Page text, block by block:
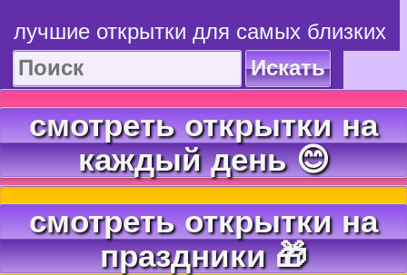
лучшие открытки для самых близких
Искать
смотреть открытки на
каждый день 😊
смотреть открытки на
праздники 🎁